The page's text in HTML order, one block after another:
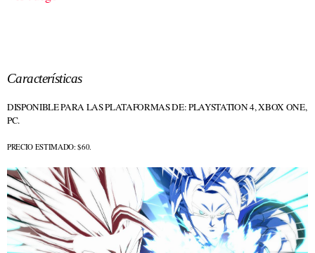
Características
DISPONIBLE PARA LAS PLATAFORMAS DE: PLAYSTATION 4, XBOX ONE,
PC.
PRECIO ESTIMADO: $60.